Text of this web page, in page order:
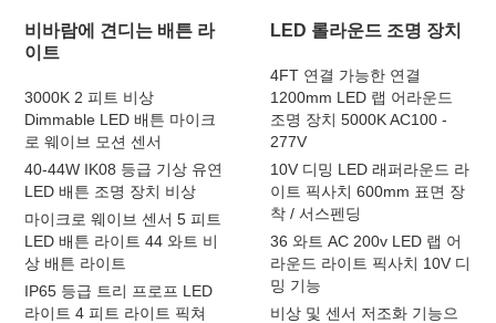
비바람에 견디는 배튼 라
이트
3000K 2 피트 비상
Dimmable LED 배튼 마이크
로 웨이브 모션 센서
40-44W IK08 등급 기상 유연
LED 배튼 조명 장치 비상
마이크로 웨이브 센서 5 피트
LED 배튼 라이트 44 와트 비
상 배튼 라이트
IP65 등급 트리 프로프 LED
라이트 4 피트 라이트 픽쳐
LED 롤라운드 조명 장치
4FT 연결 가능한 연결
1200mm LED 랩 어라운드
조명 장치 5000K AC100 -
277V
10V 디밍 LED 래퍼라운드 라
이트 픽사치 600mm 표면 장
착 / 서스펜딩
36 와트 AC 200v LED 랩 어
라운드 라이트 픽사치 10V 디
밍 기능
비상 및 센서 저조화 기능으